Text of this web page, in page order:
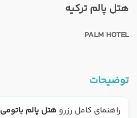
هتل پالم ترکیه
PALM HOTEL
توضیحات
راهنمای کامل رزرو هتل پالم باتومی